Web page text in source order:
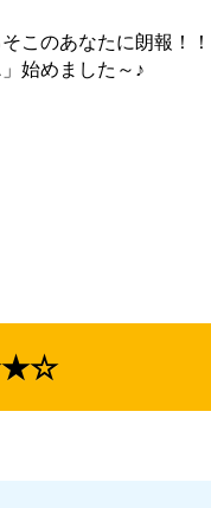
このあなたに朗報！！
」始めました～♪